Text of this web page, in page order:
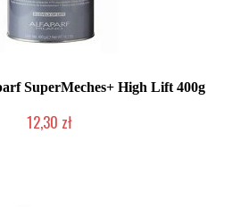
SuperMeches+ High Lift 400g
12,30 zł